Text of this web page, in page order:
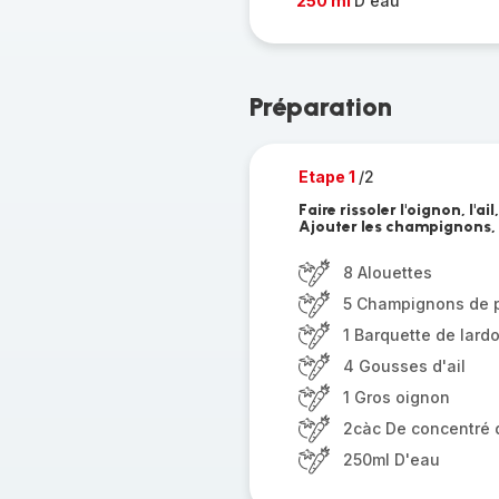
Préparation
Etape 1 /2
Faire rissoler l'oignon,
Ajouter les
8 Alouettes
5 Champignons de
1 Barquette de
4 Gousses d'ail
1 Gros oignon
2càc De concentré
250ml D'eau